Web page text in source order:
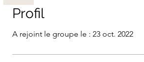
Profil
A rejoint le groupe le : 23 oct. 2022